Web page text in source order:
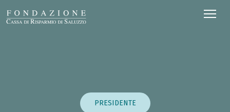
PRESIDENTE